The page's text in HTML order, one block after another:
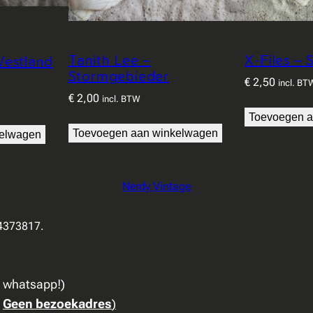
Tanith Lee –
Stormgebieder
€2,00 incl. BTW
Toevoegen aan winkelwagen
X-Files –
€ 2,50 incl.
Toevoegen
Nerdy Vintage
whatsapp!)
Geen bezoekadres)